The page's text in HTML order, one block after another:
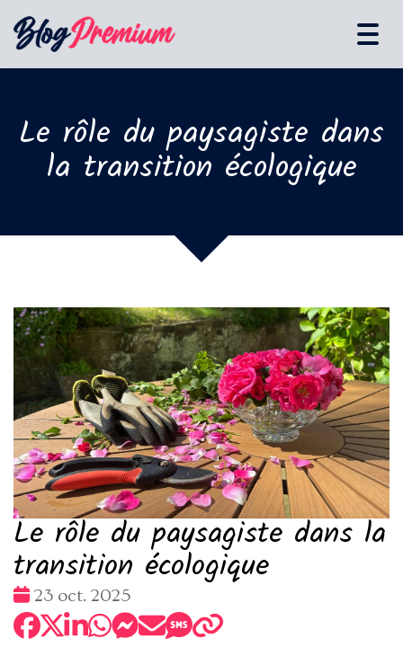
Le rôle du paysagiste dans
la transition écologique
Le rôle du paysagiste dans la
transition écologique
Date
:
23 oct. 2025